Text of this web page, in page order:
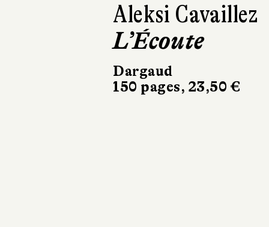
Éric Dupont
La Couleur du
temps ou
L’Incroyable